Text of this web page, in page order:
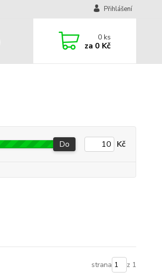
Přihlášení
0ks
za 0 Kč
Do Kč
strana z 1